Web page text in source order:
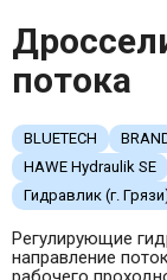
потока
BLUETECH
HAWE Hydraulik SE
Гидравлик (г.
Регулирующие
направление